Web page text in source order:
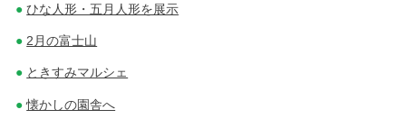
ひな人形・五月人形を展示
2月の富士山
ときすみマルシェ
懐かしの園舎へ